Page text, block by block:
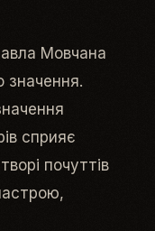
Мовчана
значення.
сприяє
почуттів